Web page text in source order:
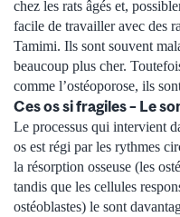
chez les rats âgés et,
facile de travailler avec des
Tamimi. Ils sont souvent
beaucoup plus cher.
comme l’ostéoporose, ils
Ces os si fragiles – Le
Le processus qui intervient
os est régi par les rythmes
la résorption osseuse (les
tandis que les cellules
ostéoblastes) le sont